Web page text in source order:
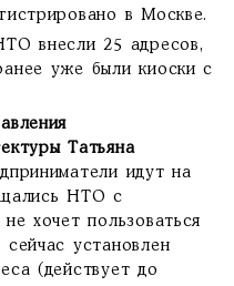
в Москве.
внесли 25 адресов,
уже были киоски с
Татьяна
идут на
НТО с
хочет пользоваться
установлен
(действует до